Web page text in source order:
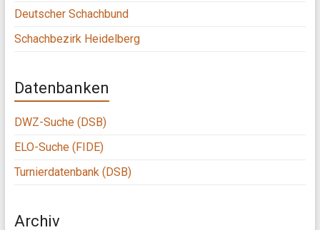
Deutscher Schachbund
Schachbezirk Heidelberg
Datenbanken
DWZ-Suche (DSB)
ELO-Suche (FIDE)
Turnierdatenbank (DSB)
Archiv